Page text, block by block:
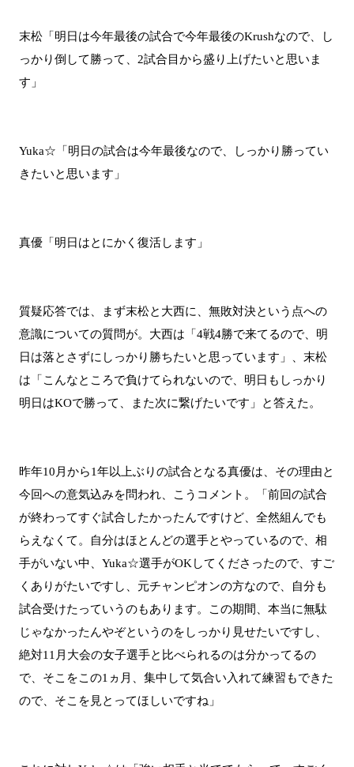
末松「明日は今年最後の試合で今年最後のKrushなので、し
っかり倒して勝って、2試合目から盛り上げたいと思いま
す」
Yuka☆「明日の試合は今年最後なので、しっかり勝ってい
きたいと思います」
真優「明日はとにかく復活します」
質疑応答では、まず末松と大西に、無敗対決という点への
意識についての質問が。大西は「4戦4勝で来てるので、明
日は落とさずにしっかり勝ちたいと思っています」、末松
は「こんなところで負けてられないので、明日もしっかり
明日はKOで勝って、また次に繋げたいです」と答えた。
昨年10月から1年以上ぶりの試合となる真優は、その理由と
今回への意気込みを問われ、こうコメント。「前回の試合
が終わってすぐ試合したかったんですけど、全然組んでも
らえなくて。自分はほとんどの選手とやっているので、相
手がいない中、Yuka☆選手がOKしてくださったので、すご
くありがたいですし、元チャンピオンの方なので、自分も
試合受けたっていうのもあります。この期間、本当に無駄
じゃなかったんやぞというのをしっかり見せたいですし、
絶対11月大会の女子選手と比べられるのは分かってるの
で、そこをこの1ヵ月、集中して気合い入れて練習もできた
ので、そこを見とってほしいですね」